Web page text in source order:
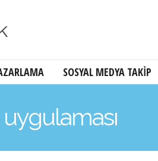
SOSYAL MEDYA TAKİP